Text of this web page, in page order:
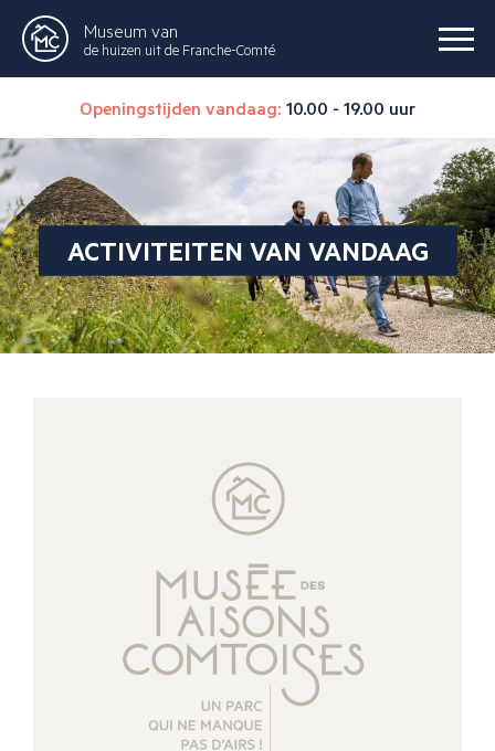
Museum van
de huizen uit de Franche-Comté
Openingstijden vandaag: 10.00 - 19.00 uur
ACTIVITEITEN VAN VANDAAG